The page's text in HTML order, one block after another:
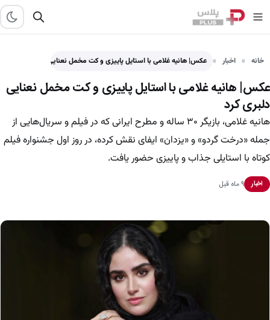
خانه اخبار عکس| هانیه غلامی با استایل پاییزی و کت مخمل نعنایی…
عکس| هانیه غلامی با استایل پاییزی و کت مخمل نعنایی
دلبری کرد
هانیه غلامی، بازیگر ۳۰ ساله و مطرح ایرانی که در فیلم و سریال‌هایی از
جمله «درخت گردو» و «یزدان» ایفای نقش کرده، در روز اول جشنواره فیلم
کوتاه با استایلی جذاب و پاییزی حضور یافت.
اخبار ۹ ماه قبل